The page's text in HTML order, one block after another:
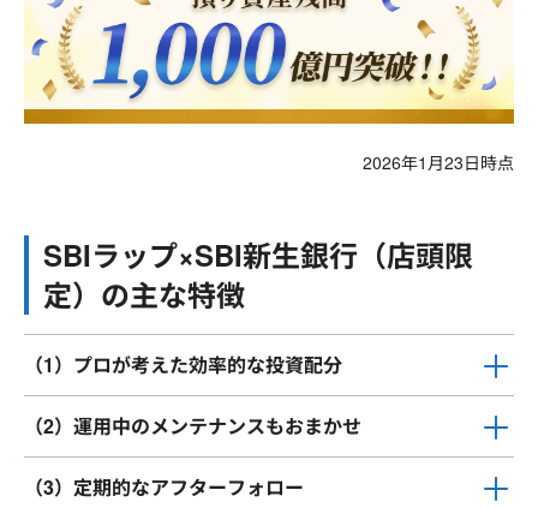
2026年1月23日時点
SBIラップ×SBI新生銀行（店頭限
定）の主な特徴
（1）プロが考えた効率的な投資配分
（2）運用中のメンテナンスもおまかせ
（3）定期的なアフターフォロー